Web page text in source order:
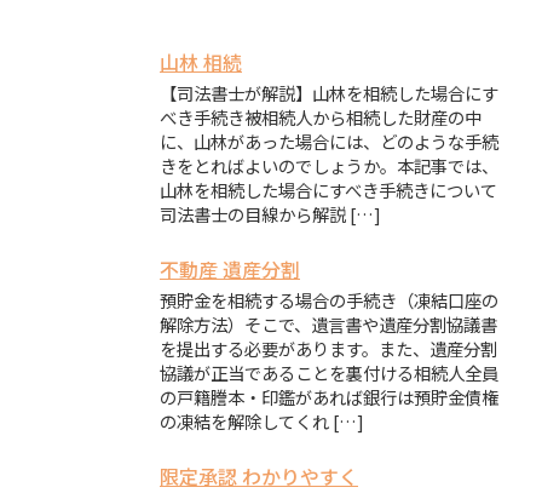
山林 相続
【司法書士が解説】山林を相続した場合にす
べき手続き被相続人から相続した財産の中
に、山林があった場合には、どのような手続
きをとればよいのでしょうか。本記事では、
山林を相続した場合にすべき手続きについて
司法書士の目線から解説 […]
不動産 遺産分割
預貯金を相続する場合の手続き（凍結口座の
解除方法）そこで、遺言書や遺産分割協議書
を提出する必要があります。また、遺産分割
協議が正当であることを裏付ける相続人全員
の戸籍謄本・印鑑があれば銀行は預貯金債権
の凍結を解除してくれ […]
限定承認 わかりやすく